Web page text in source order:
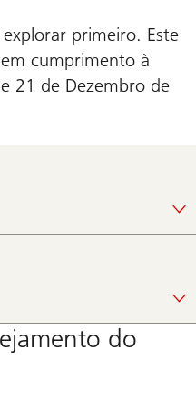
explorar primeiro. Este
cumprimento à
21 de Dezembro de
do